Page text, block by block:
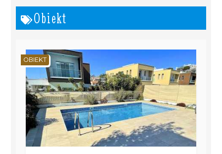
Obiekt
OBIEKT